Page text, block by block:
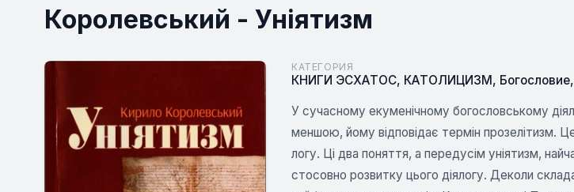
Королевський - Уніятизм
КАТЕГОРИЯ
КНИГИ ЭСХАТОС, КАТОЛИЦИЗМ, Богословие,
У сучасному екуменічному богословському
меншою, йому відповідає термін прозелітизм.
логу. Ці два поняття, а передусім уніятизм,
стосовно розвитку цього діялогу. Деколи